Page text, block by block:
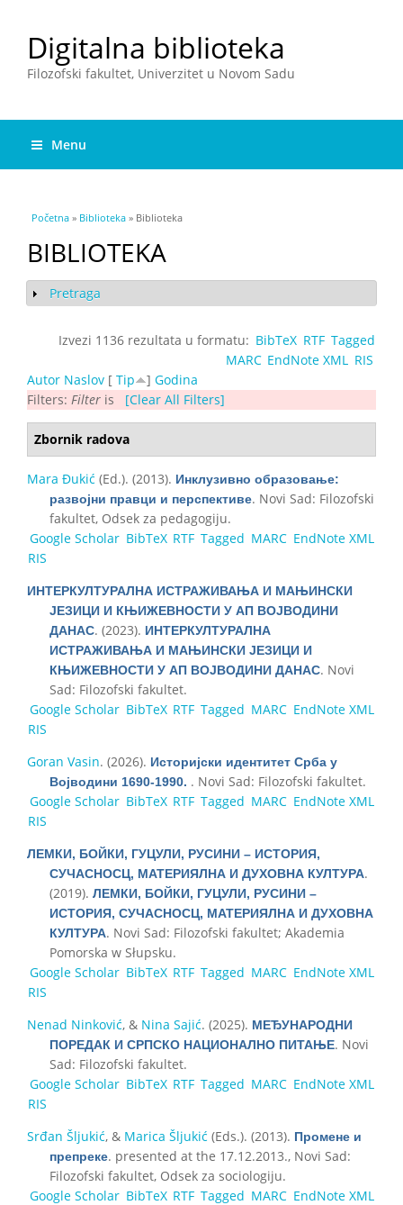
Digitalna biblioteka
Filozofski fakultet, Univerzitet u Novom Sadu
Menu
You are here
Početna » Biblioteka » Biblioteka
BIBLIOTEKA
Show
Pretraga
Izvezi 1136 rezultata u formatu: BibTeX RTF Tagged
MARC EndNote XML
RIS
Autor Naslov [ Tip ] Godina
Filters: Filter is [Clear All Filters]
Zbornik radova
Mara Đukić (Ed.). (2013). Инклузивно образовање:
развојни правци и перспективе. Novi Sad: Filozofski
fakultet, Odsek za pedagogiju.
Google Scholar BibTeX RTF Tagged MARC EndNote XML
RIS
ИНТЕРКУЛТУРАЛНА ИСТРАЖИВАЊА И МАЊИНСКИ
ЈЕЗИЦИ И КЊИЖЕВНОСТИ У АП ВОЈВОДИНИ
ДАНАС. (2023). ИНТЕРКУЛТУРАЛНА
ИСТРАЖИВАЊА И МАЊИНСКИ ЈЕЗИЦИ И
КЊИЖЕВНОСТИ У АП ВОЈВОДИНИ ДАНАС. Novi
Sad: Filozofski fakultet.
Google Scholar BibTeX RTF Tagged MARC EndNote XML
RIS
Goran Vasin. (2026). Историјски идентитет Срба у
Војводини 1690-1990. . Novi Sad: Filozofski fakultet.
Google Scholar BibTeX RTF Tagged MARC EndNote XML
RIS
ЛЕМКИ, БОЙКИ, ГУЦУЛИ, РУСИНИ – ИСТОРИЯ,
СУЧАСНОСЦ, МАТЕРИЯЛНА И ДУХОВНА КУЛТУРА.
(2019). ЛЕМКИ, БОЙКИ, ГУЦУЛИ, РУСИНИ –
ИСТОРИЯ, СУЧАСНОСЦ, МАТЕРИЯЛНА И ДУХОВНА
КУЛТУРА. Novi Sad: Filozofski fakultet; Akademia
Pomorska w Słupsku.
Google Scholar BibTeX RTF Tagged MARC EndNote XML
RIS
Nenad Ninković, & Nina Sajić. (2025). МЕЂУНАРОДНИ
ПОРЕДАК И СРПСКО НАЦИОНАЛНО ПИТАЊЕ. Novi
Sad: Filozofski fakultet.
Google Scholar BibTeX RTF Tagged MARC EndNote XML
RIS
Srđan Šljukić, & Marica Šljukić (Eds.). (2013). Промене и
препреке. presented at the 17.12.2013., Novi Sad:
Filozofski fakultet, Odsek za sociologiju.
Google Scholar BibTeX RTF Tagged MARC EndNote XML